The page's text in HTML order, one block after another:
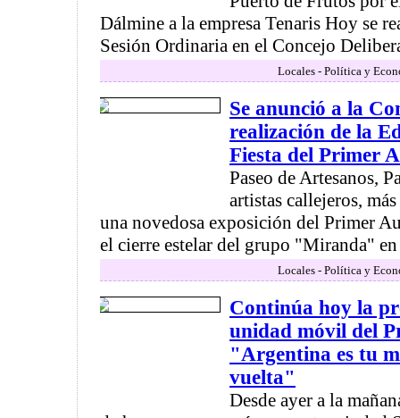
Dálmine a la empresa Tenaris Hoy se
Sesión Ordinaria en el Concejo
Locales - Política y
Se anunció a la
realización de la
Fiesta del Primer
Paseo de Artesanos,
artistas callejeros,
una novedosa exposición del Primer
el cierre estelar del grupo "Miranda"
Locales - Política y
Continúa hoy la
unidad móvil del
"Argentina es tu
vuelta"
Desde ayer a la